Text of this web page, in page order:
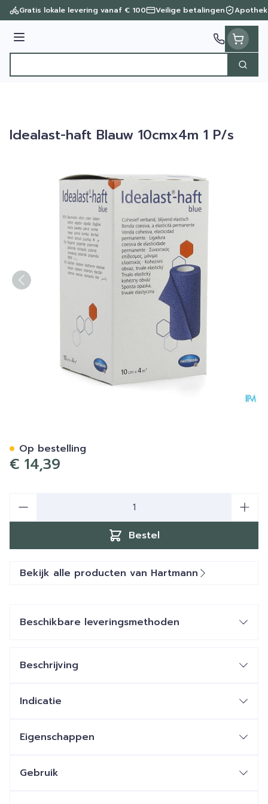
Ga naar de inhoud
Gratis lokale levering vanaf € 100 Veilige betalingen
Menu
Zoek
Idealast-haft Blauw 10cmx4m 1 P/s
€ 14,39
Bestel
Op bestelling
Bekijk alle producten van Hartmann
Beschikbare leveringsmethoden
Beschrijving
Indicatie
Eigenschappen
Gebruik